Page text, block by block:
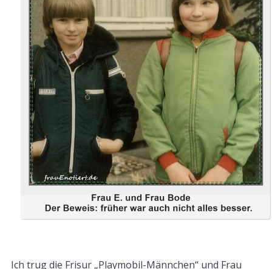
Ich trug die Frisur „Playmobil-Männchen“ und Frau